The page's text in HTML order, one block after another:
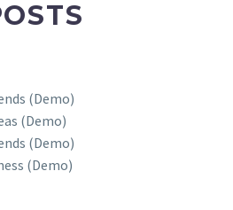
(Demo)
(Demo)
(Demo)
(Demo)